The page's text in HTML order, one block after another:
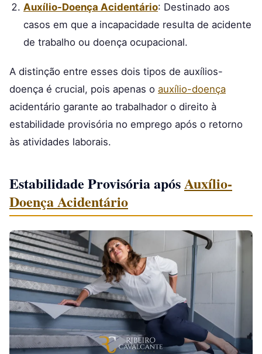
Auxílio-Doença Acidentário: Destinado aos
casos em que a incapacidade resulta de acidente
de trabalho ou doença ocupacional.
A distinção entre esses dois tipos de auxílios-
doença é crucial, pois apenas o auxílio-doença
acidentário garante ao trabalhador o direito à
estabilidade provisória no emprego após o retorno
às atividades laborais.
Estabilidade Provisória apósAuxílio-
Doença Acidentário